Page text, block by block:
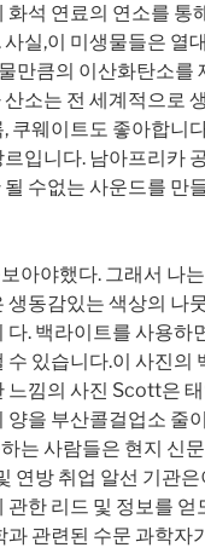
화석 연료의 연소를 통
실,이 미생물들은 열
만큼의 이산화탄소를
소는 전 세계적으로
, 쿠웨이트도 좋아합니
입니다. 남아프리카
수없는 사운드를 만
아야했다. 그래서 나
생동감있는 색상의 나
다. 백라이트를 사용하
수 있습니다.이 사진의
느낌의 사진 Scott은
양을 부산콜걸업소 줄
는 사람들은 현지 신
연방 취업 알선 기관
관한 리드 및 정보를
과 관련된 수문 과학자